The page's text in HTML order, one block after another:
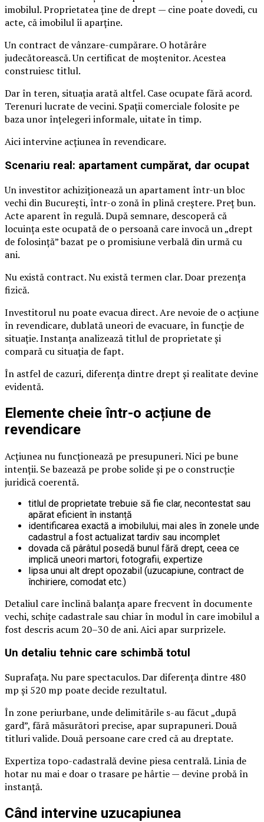
imobilul. Proprietatea ține de drept — cine poate dovedi, cu
acte, că imobilul îi aparține.
Un contract de vânzare-cumpărare. O hotărâre
judecătorească. Un certificat de moștenitor. Acestea
construiesc titlul.
Dar în teren, situația arată altfel. Case ocupate fără acord.
Terenuri lucrate de vecini. Spații comerciale folosite pe
baza unor înțelegeri informale, uitate în timp.
Aici intervine acțiunea în revendicare.
Scenariu real: apartament cumpărat, dar ocupat
Un investitor achiziționează un apartament într-un bloc
vechi din București, într-o zonă în plină creștere. Preț bun.
Acte aparent în regulă. După semnare, descoperă că
locuința este ocupată de o persoană care invocă un „drept
de folosință” bazat pe o promisiune verbală din urmă cu
ani.
Nu există contract. Nu există termen clar. Doar prezența
fizică.
Investitorul nu poate evacua direct. Are nevoie de o acțiune
în revendicare, dublată uneori de evacuare, în funcție de
situație. Instanța analizează titlul de proprietate și
compară cu situația de fapt.
În astfel de cazuri, diferența dintre drept și realitate devine
evidentă.
Elemente cheie într-o acțiune de
revendicare
Acțiunea nu funcționează pe presupuneri. Nici pe bune
intenții. Se bazează pe probe solide și pe o construcție
juridică coerentă.
titlul de proprietate trebuie să fie clar, necontestat sau
apărat eficient în instanță
identificarea exactă a imobilului, mai ales în zonele unde
cadastrul a fost actualizat tardiv sau incomplet
dovada că pârâtul posedă bunul fără drept, ceea ce
implică uneori martori, fotografii, expertize
lipsa unui alt drept opozabil (uzucapiune, contract de
închiriere, comodat etc.)
Detaliul care înclină balanța apare frecvent în documente
vechi, schițe cadastrale sau chiar în modul în care imobilul a
fost descris acum 20–30 de ani. Aici apar surprizele.
Un detaliu tehnic care schimbă totul
Suprafața. Nu pare spectaculos. Dar diferența dintre 480
mp și 520 mp poate decide rezultatul.
În zone periurbane, unde delimitările s-au făcut „după
gard”, fără măsurători precise, apar suprapuneri. Două
titluri valide. Două persoane care cred că au dreptate.
Expertiza topo-cadastrală devine piesa centrală. Linia de
hotar nu mai e doar o trasare pe hârtie — devine probă în
instanță.
Când intervine uzucapiunea